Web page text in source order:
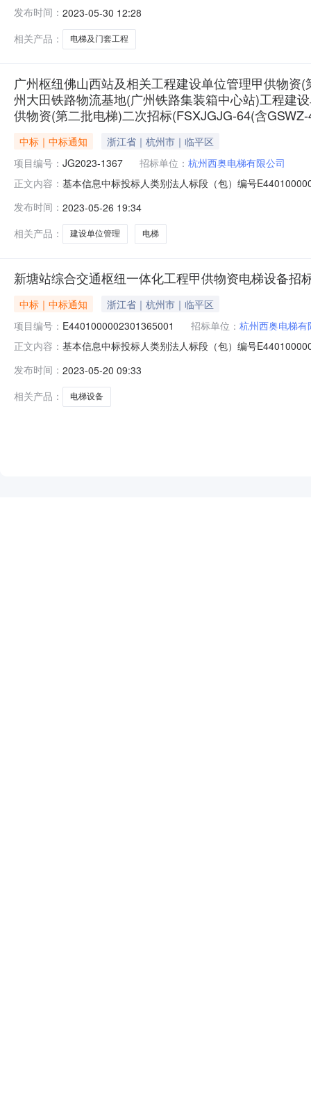
元/%;工期:0日历天;质量要求:;保证金金额:元,投标文件
发布时间： 2023-05-30 12:28
相关产品：
电梯及门套工程
广州枢纽佛山西站及相关工程建设单位管理甲供物
州大田铁路物流基地(广州铁路集装箱中心站)工程建
供物资(第二批电梯)二次招标(FSXJGJG-64(含
中标｜中标通知
浙江省｜杭州市｜临平区
项目编号： JG2023-1367 招标单位： 杭州西奥电梯有限公司
正文内容： 基本信息中标投标人类别法人标段（包）编号
梯）、新建广州大田铁路物流基地（广州铁路集装箱中
二批电
发布时间： 2023-05-26 19:34
相关产品：
建设单位管理 电梯
新塘站综合交通枢纽一体化工程甲供物资电梯设备招
中标｜中标通知
浙江省｜杭州市｜临平区
项目编号： E4401000002301365001 招标单位： 杭州西奥电梯有
正文内容： 基本信息中标投标人类别法人标段（包）编号
公告类型中标结果公告公共服务平台标识码
发布时间： 2023-05-20 09:33
相关产品：
电梯设备